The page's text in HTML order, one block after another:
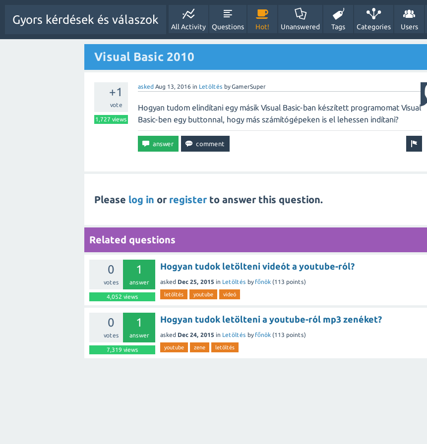
Gyors kérdések és válaszok
All Activity Questions Hot! Unanswered Tags Categories Users
Visual Basic 2010
+1
vote
1,727 views
asked Aug 13, 2016 in Letöltés byGamerSuper
Hogyan tudom elindítani egy másik Visual Basic-ban készített programomat Visual
Basic-ben egy buttonnal, hogy más számítógépeken is el lehessen indítani?
Please log in or register to answer this question.
Related questions
0
votes
1
answer
4,052 views
Hogyan tudok letölteni videót a youtube-ról?
asked Dec 25, 2015 in Letöltés by főnök (113 points)
letöltés youtube videó
0
votes
1
answer
7,319 views
Hogyan tudok letölteni a youtube-ról mp3 zenéket?
asked Dec 24, 2015 in Letöltés by főnök (113 points)
youtube zene letöltés